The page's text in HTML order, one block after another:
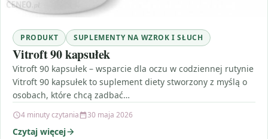
PRODUKT SUPLEMENTY NA WZROK I SŁUCH
Vitroft 90 kapsułek
Vitroft 90 kapsułek – wsparcie dla oczu w codziennej rutynie
Vitroft 90 kapsułek to suplement diety stworzony z myślą o
osobach, które chcą zadbać…
4 minuty czytania 30 maja 2026
Czytaj więcej